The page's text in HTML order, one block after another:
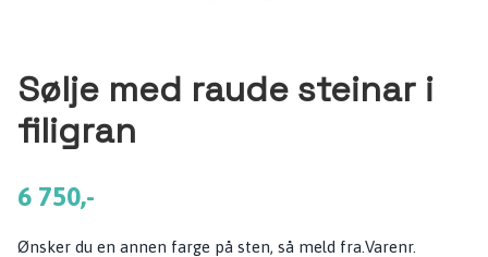
Sølje med raude steinar i
filigran
6 750,-
Ønsker du en annen farge på sten, så meld fra.Varenr.